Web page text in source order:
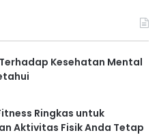
Kesehatan Mental
Ringkas untuk
Aktivitas Fisik Anda Tetap